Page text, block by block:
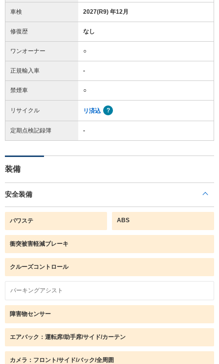
車検 2027(R9) 年12月
修復歴 なし
ワンオーナー ○
正規輸入車 -
禁煙車 ○
リサイクル リ済込
定期点検記録簿 -
装備
安全装備
パワステ ABS
衝突被害軽減ブレーキ
クルーズコントロール
パーキングアシスト
障害物センサー
エアバック：運転席/助手席/サイド/カーテン
カメラ：フロント/サイド/バック/全周囲